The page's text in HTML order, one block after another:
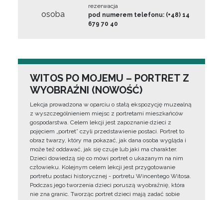
osoba
rezerwacja
pod numerem telefonu: (+48) 14
679 70 40
WITOS PO MOJEMU – PORTRET Z
WYOBRAŹNI (NOWOŚĆ)
Lekcja prowadzona w oparciu o stałą ekspozycję muzealną
z wyszczególnieniem miejsc z portretami mieszkańców
gospodarstwa. Celem lekcji jest zapoznanie dzieci z
pojęciem „portret” czyli przedstawienie postaci. Portret to
obraz twarzy, który ma pokazać, jak dana osoba wygląda i
może też oddawać, jak się czuje lub jaki ma charakter.
Dzieci dowiedzą się co mówi portret o ukazanym na nim
człowieku. Kolejnym celem lekcji jest przygotowanie
portretu postaci historycznej - portretu Wincentego Witosa.
Podczas jego tworzenia dzieci poruszą wyobraźnię, która
nie zna granic. Tworząc portret dzieci mają zadać sobie